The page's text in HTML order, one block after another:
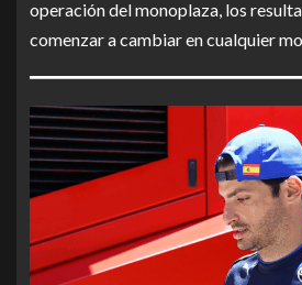
operación del monoplaza, los
comenzar a cambiar en cualquier